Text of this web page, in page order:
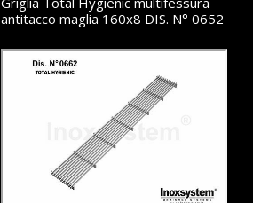
antitacco maglia 160x8 DIS. N° 0652